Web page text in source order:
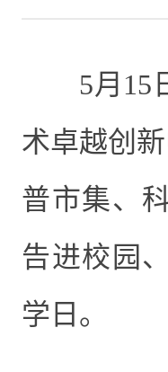
5月15
术卓越创
普市集、
告进校园
学日。